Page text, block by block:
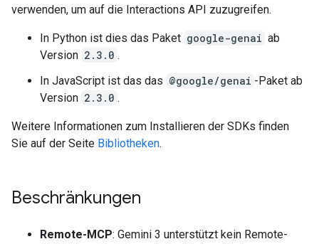
verwenden, um auf die Interactions API zuzugreifen.
In Python ist dies das Paket google-genai ab
Version 2.3.0 .
In JavaScript ist das das @google/genai -Paket ab
Version 2.3.0 .
Weitere Informationen zum Installieren der SDKs finden
Sie auf der Seite Bibliotheken.
Beschränkungen
Remote-MCP: Gemini 3 unterstützt kein Remote-